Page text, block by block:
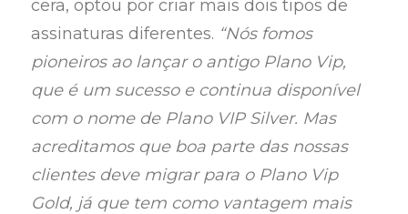
cera, optou por criar mais dois tipos de
assinaturas diferentes. “Nós fomos
pioneiros ao lançar o antigo Plano Vip,
que é um sucesso e continua disponível
com o nome de Plano VIP Silver. Mas
acreditamos que boa parte das nossas
clientes deve migrar para o Plano Vip
Gold, já que tem como vantagem mais